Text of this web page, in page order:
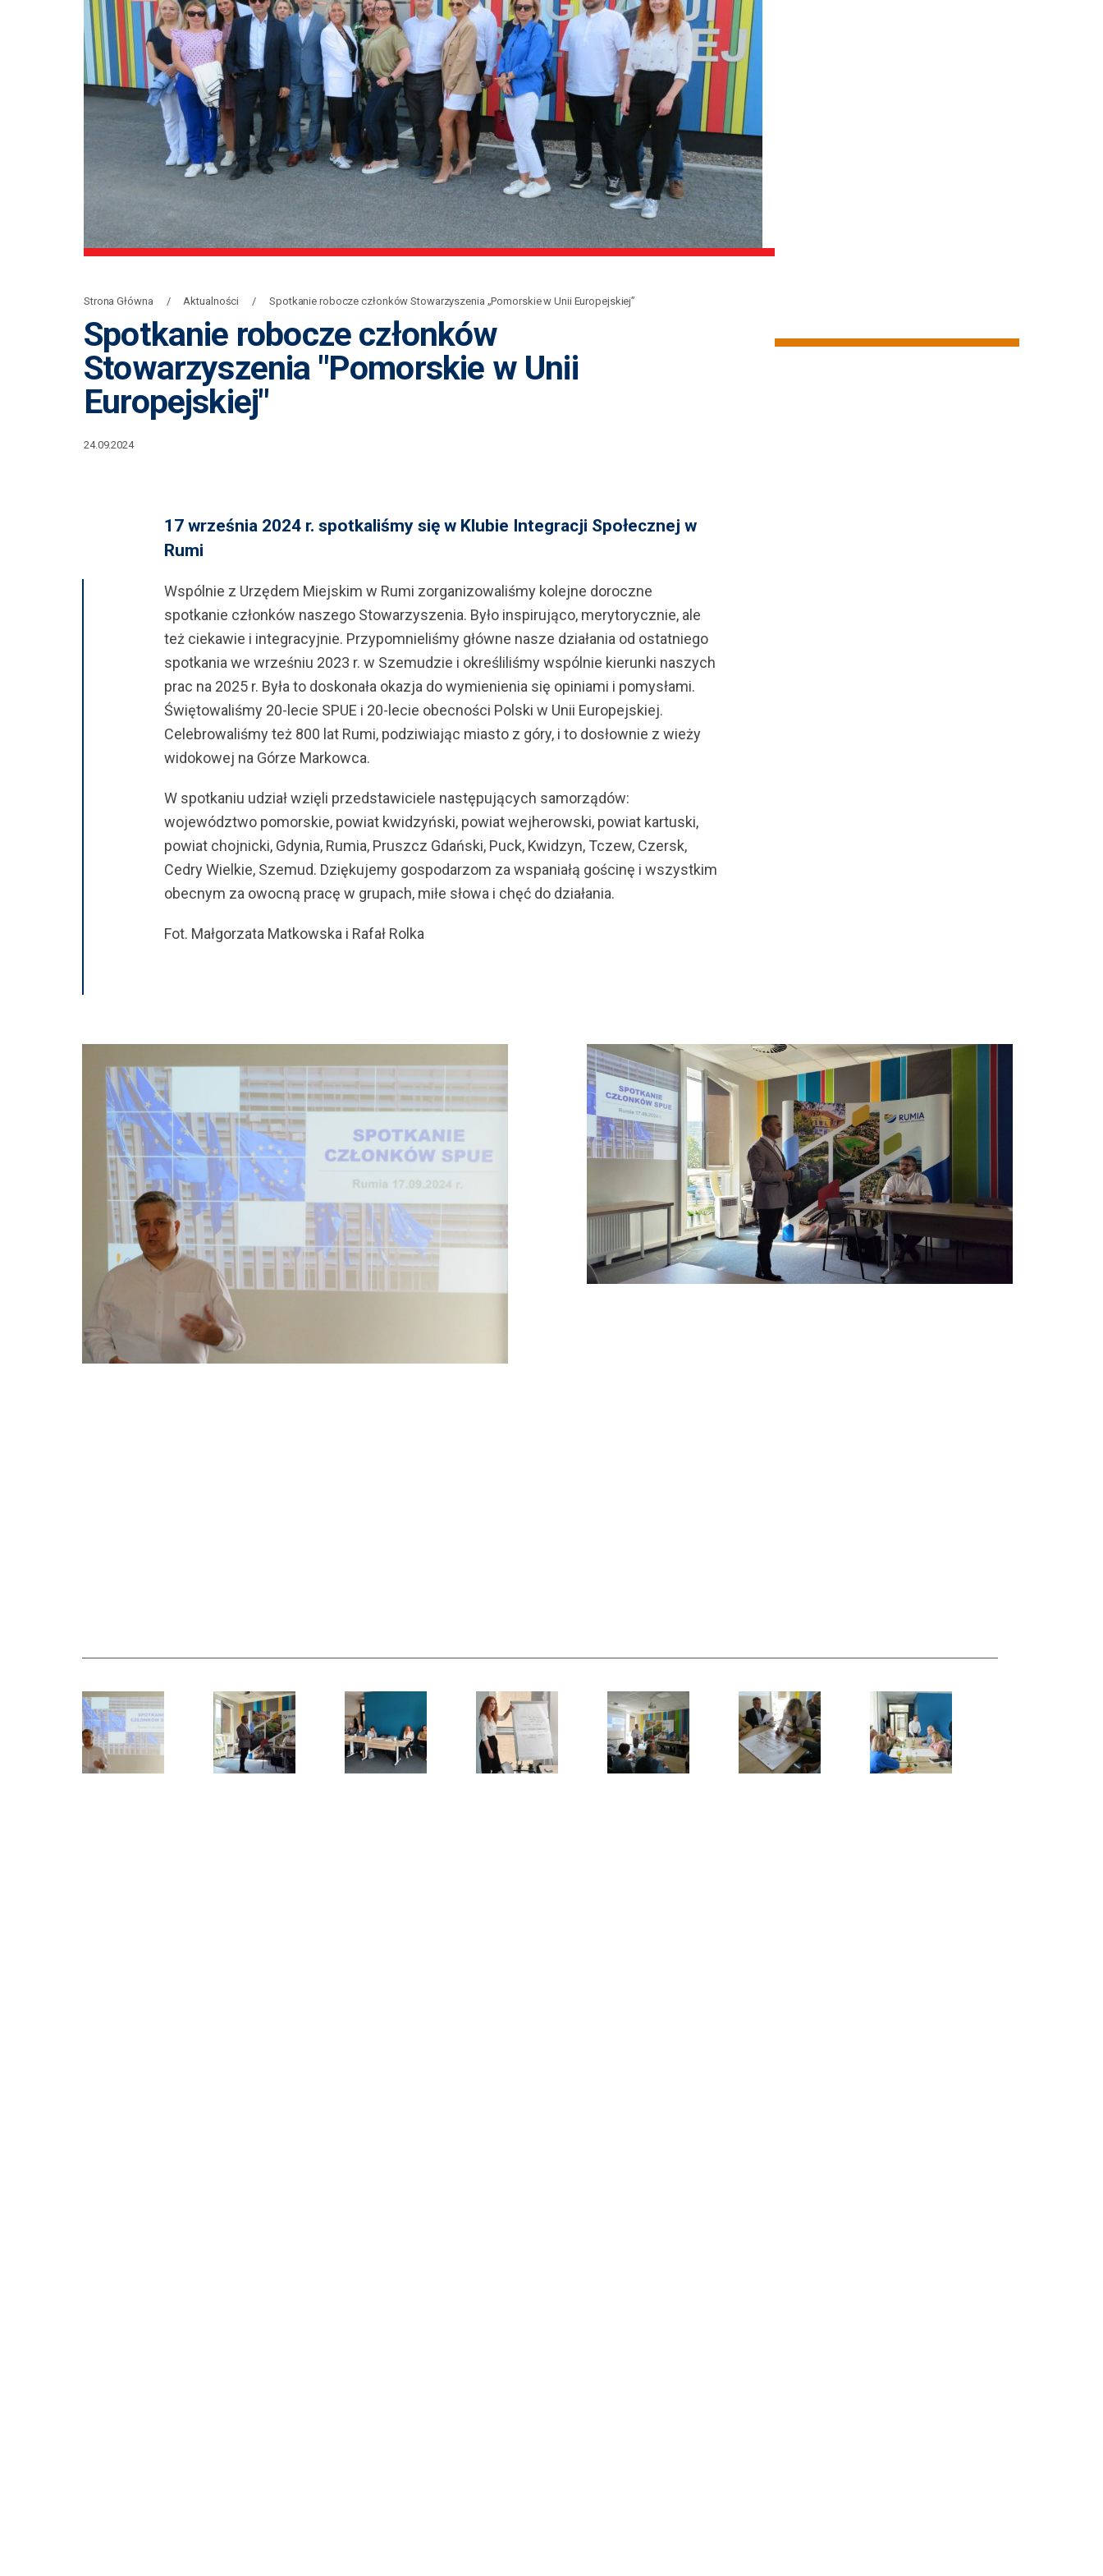
Strona Główna Aktualności Spotkanie robocze członków Stowarzyszenia „Pomorskie w Unii Europejskiej”
Spotkanie robocze członków
Stowarzyszenia "Pomorskie w Unii
Europejskiej"
24.09.2024
17 września 2024 r. spotkaliśmy się w Klubie Integracji Społecznej w
Rumi
Wspólnie z Urzędem Miejskim w Rumi zorganizowaliśmy kolejne doroczne
spotkanie członków naszego Stowarzyszenia. Było inspirująco, merytorycznie, ale
też ciekawie i integracyjnie. Przypomnieliśmy główne nasze działania od ostatniego
spotkania we wrześniu 2023 r. w Szemudzie i określiliśmy wspólnie kierunki naszych
prac na 2025 r. Była to doskonała okazja do wymienienia się opiniami i pomysłami.
Świętowaliśmy 20-lecie SPUE i 20-lecie obecności Polski w Unii Europejskiej.
Celebrowaliśmy też 800 lat Rumi, podziwiając miasto z góry, i to dosłownie z wieży
widokowej na Górze Markowca.
W spotkaniu udział wzięli przedstawiciele następujących samorządów:
województwo pomorskie, powiat kwidzyński, powiat wejherowski, powiat kartuski,
powiat chojnicki, Gdynia, Rumia, Pruszcz Gdański, Puck, Kwidzyn, Tczew, Czersk,
Cedry Wielkie, Szemud. Dziękujemy gospodarzom za wspaniałą gościnę i wszystkim
obecnym za owocną pracę w grupach, miłe słowa i chęć do działania.
Fot. Małgorzata Matkowska i Rafał Rolka